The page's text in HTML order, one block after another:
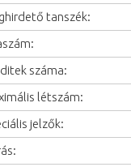
tanszék:
száma:
létszám:
jelzők: